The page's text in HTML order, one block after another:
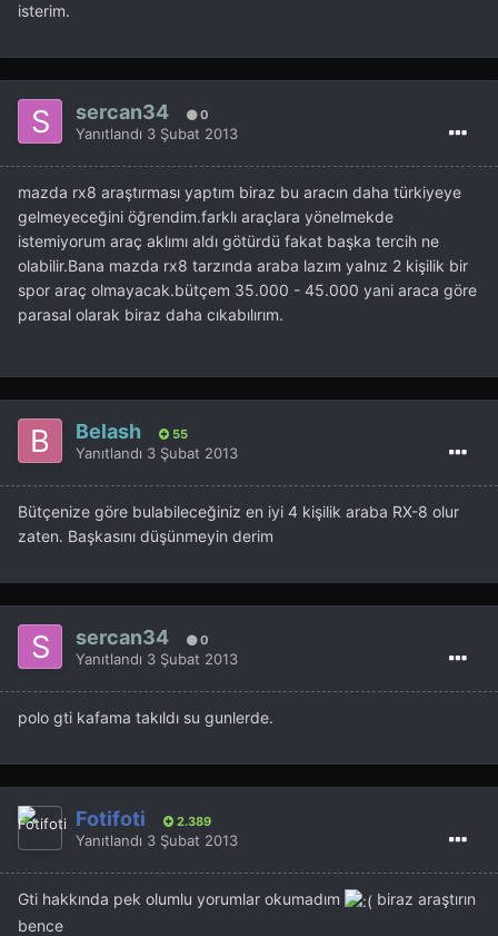
isterim.
sercan34 0
Yanıtlandı 3 Şubat 2013
mazda rx8 araştırması yaptım biraz bu aracın daha türkiyeye
gelmeyeceğini öğrendim.farklı araçlara yönelmekde
istemiyorum araç aklımı aldı götürdü fakat başka tercih ne
olabilir.Bana mazda rx8 tarzında araba lazım yalnız 2 kişilik bir
spor araç olmayacak.bütçem 35.000 - 45.000 yani araca göre
parasal olarak biraz daha cıkabılırım.
Belash 55
Yanıtlandı 3 Şubat 2013
Bütçenize göre bulabileceğiniz en iyi 4 kişilik araba RX-8 olur
zaten. Başkasını düşünmeyin derim
sercan34 0
Yanıtlandı 3 Şubat 2013
polo gti kafama takıldı su gunlerde.
Fotifoti 2.389
Yanıtlandı 3 Şubat 2013
Gti hakkında pek olumlu yorumlar okumadım
biraz araştırın
bence